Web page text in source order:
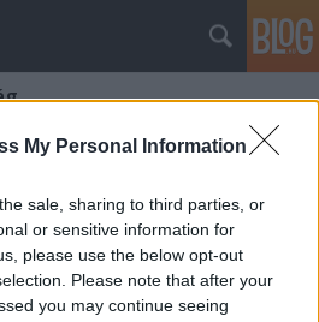
My Personal Information
sale, sharing to third parties, or
or sensitive information for
please use the below opt-out
Please note that after your
you may continue seeing
barát-e
éjszaka némelyeknél.